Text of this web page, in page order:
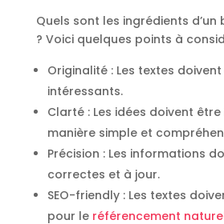
Quels sont les ingrédients
? Voici quelques points à
Originalité : Les textes
intéressants.
Clarté : Les idées doivent
manière simple et
Précision : Les informations
correctes et à jour.
SEO-friendly : Les textes
pour le référencement